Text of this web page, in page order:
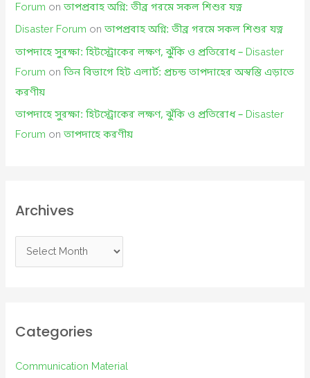
Forum onতাপপ্রবাহ অগ্নি: তীব্র গরমে সকল শিশুর যত্ন
Disaster Forum onতাপপ্রবাহ অগ্নি: তীব্র গরমে সকল শিশুর যত্ন
তাপদাহে সুরক্ষা: হিটস্ট্রোকের লক্ষণ, ঝুঁকি ও প্রতিরোধ – Disaster
Forum onতিন বিভাগে হিট এলার্ট: প্রচন্ড তাপদাহের অস্বস্তি এড়াতে
করণীয়
তাপদাহে সুরক্ষা: হিটস্ট্রোকের লক্ষণ, ঝুঁকি ও প্রতিরোধ – Disaster
Forum onতাপদাহে করণীয়
Archives
r
i
e
Categories
Communication Material